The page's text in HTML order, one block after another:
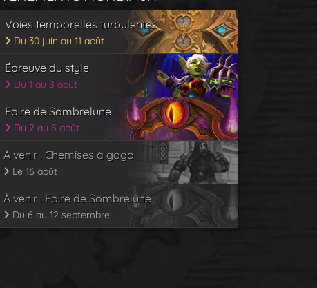
Voies temporelles turbulentes
Du 30 juin au 11 août
Épreuve du style
Du 1 au 8 août
Foire de Sombrelune
Du 2 au 8 août
À venir : Chemises à gogo
Le 16 août
À venir : Foire de Sombrelune
Du 6 au 12 septembre